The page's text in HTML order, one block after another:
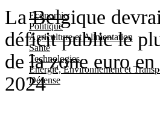
Economie
Politique
Agriculture et Alimentation
Santé
Technologies
Energie, Environnement et
Défense
La Belgique
déficit public le
de la zone euro
2024